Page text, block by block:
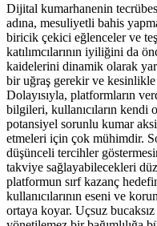
Dijital kumarhanenin
adına, mesuliyetli bahis
biricik çekici eğlenceler ve
katılımcılarının iyiliğini da
kaidelerini dinamik olarak
bir uğraş gerekir ve kesinlikle
Dolayısıyla, platformların
bilgileri, kullanıcıların kendi
potansiyel sorunlu kumar
etmeleri için çok mühimdir.
düşünceli tercihler
takviye sağlayabilecekleri
platformun sırf kazanç
kullanıcılarının eseni ve
ortaya koyar. Uçsuz